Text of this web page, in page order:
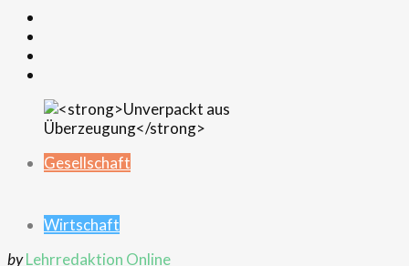
Gesellschaft
Wirtschaft
byLehrredaktion Online